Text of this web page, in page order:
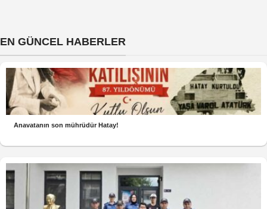
EN GÜNCEL HABERLER
Anavatanın son mührüdür Hatay!